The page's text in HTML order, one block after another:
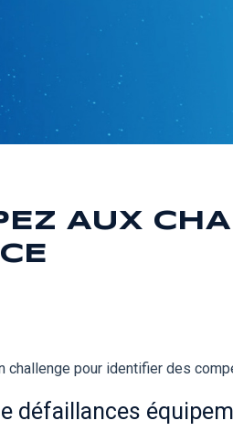
AUX
pour identifier des
défaillances